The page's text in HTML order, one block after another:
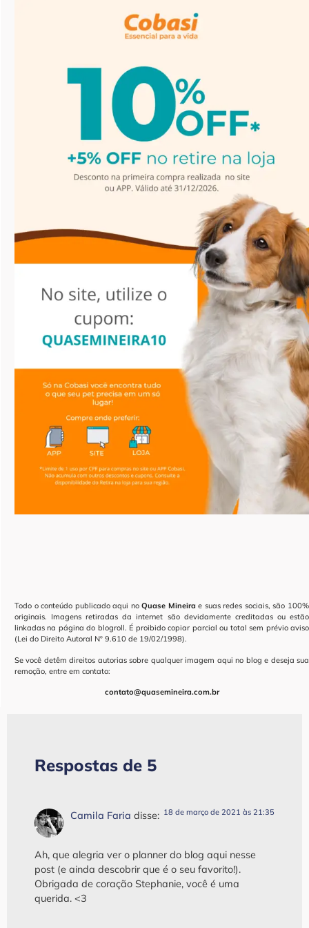
Todo o conteúdo publicado aqui noQuase Mineira e suas redes sociais, são 100%
originais. Imagens retiradas da internet são devidamente creditadas ou estão
linkadas na página do blogroll. É proibido copiar parcial ou total sem prévio aviso
(Lei do Direito Autoral Nº 9.610 de 19/02/1998).
Se você detêm direitos autorias sobre qualquer imagem aqui no blog e deseja sua
remoção, entre em contato:
contato@quasemineira.com.br
Respostas de 5
Camila Faria disse: 18 de março de 2021 às 21:35
Ah, que alegria ver o planner do blog aqui nesse
post (e ainda descobrir que é o seu favorito!).
Obrigada de coração Stephanie, você é uma
querida. <3